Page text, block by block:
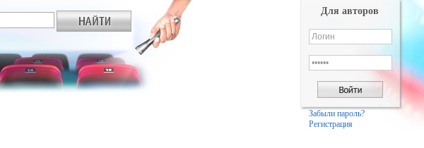
Для авторов
Забыли пароль?
Регистрация